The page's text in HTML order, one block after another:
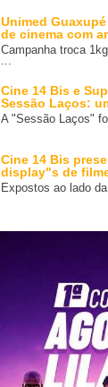
Unimed
de cinema com
Campanha troca
...
Cine 14 Bis e
Sessão Laços:
A "Sessão Laços"
Cine 14 Bis
display"s de
Expostos ao lado